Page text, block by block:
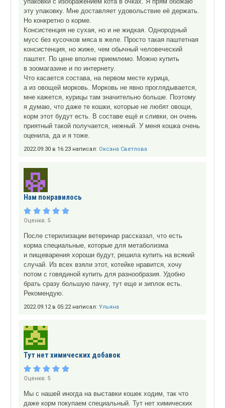
эту упаковку. Мне доставляет удовольствие её держать.
Но конкретно о корме.
Консистенция не сухая, но и не жидкая. Однородный
мусс без кусочков мяса в желе. Просто такая паштетная
консистенция, но жиже, чем обычный человеческий
паштет. По цене вполне приемлемо. Можно купить
в зоомагазине и по интернету.
Что касается состава, на первом месте курица,
а из овощей морковь. Морковь не явно проглядывается,
мне кажется, курицы там значительно больше. Поэтому
я думаю, что даже те кошки, которые не любят овощи,
корм этот будут есть. В составе ещё и сливки, он очень
приятный такой получается, нежный. У меня кошка очень
оценила, да и я тоже.
2022.09.30 в 16:23 написал: Оксана Светлова
Нам понравилось
Оценка: 5
После стерилизации ветеринар рассказал, что есть
корма специальные, которые для метаболизма
и пищеварения хороши будут, решила купить на всякий
случай. Из всех взяли этот, котейке нравится, хочу
потом с говядиной купить для разнообразия. Удобно
брать сразу большую пачку, тут еще и зиплок есть.
Рекомендую.
2022.09.12 в 05:22 написал: Ульяна
Тут нет химических добавок
Оценка: 5
Мы с нашей иногда на выставки кошек ходим, так что
даже корм покупаем специальный. Тут нет химических